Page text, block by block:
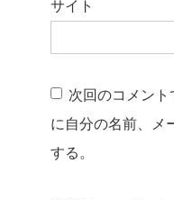
サイト
次回のコメン
に自分の名前、メ
する。